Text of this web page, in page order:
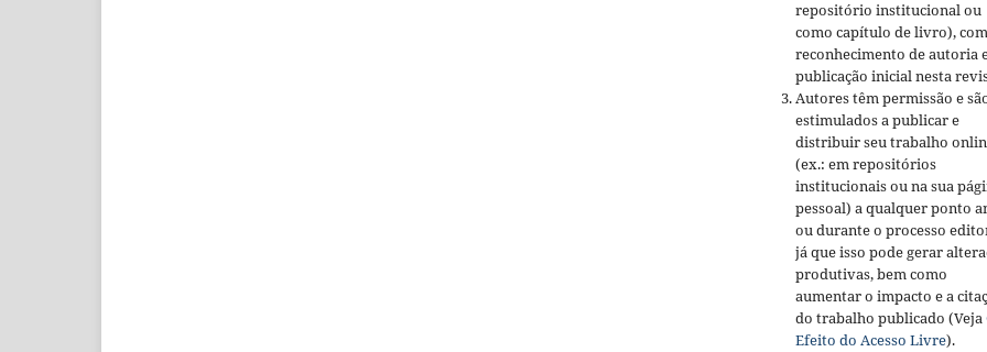
repositório institucional ou
como capítulo de livro), com
reconhecimento de autoria
publicação inicial nesta
Autores têm permissão e
estimulados a publicar e
distribuir seu trabalho
(ex.: em repositórios
institucionais ou na sua
pessoal) a qualquer ponto
ou durante o processo
já que isso pode gerar
produtivas, bem como
aumentar o impacto e a
do trabalho publicado (Veja
Efeito do Acesso Livre).